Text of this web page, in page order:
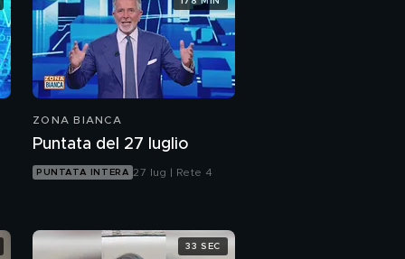
Le ferite di Liliana
Resinovich: una
torsione ha provocato
l'asfissia?
Liliana Resinovich è
stata aggredita prima
Claudio Sterpin: "Liliana
più persone e c'è un
ZONA BIANCA
Puntata del 27 luglio
PUNTATA INTERA 27 lug | Rete 4
33 SEC